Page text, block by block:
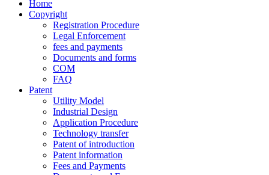
Home
Copyright
Registration Procedure
Legal Enforcement
fees and payments
Documents and forms
COM
FAQ
Patent
Utility Model
Industrial Design
Application Procedure
Technology transfer
Patent of introduction
Patent information
Fees and Payments